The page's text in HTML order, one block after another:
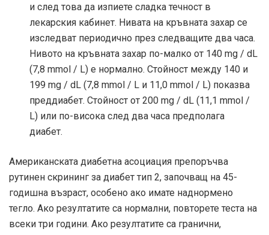
и след това да изпиете сладка течност в
лекарския кабинет. Нивата на кръвната захар се
изследват периодично през следващите два часа.
Нивото на кръвната захар по-малко от 140 mg / dL
(7,8 mmol / L) е нормално. Стойност между 140 и
199 mg / dL (7,8 mmol / L и 11,0 mmol / L) показва
преддиабет. Стойност от 200 mg / dL (11,1 mmol /
L) или по-висока след два часа предполага
диабет.
Американската диабетна асоциация препоръчва
рутинен скрининг за диабет тип 2, започващ на 45-
годишна възраст, особено ако имате наднормено
тегло. Ако резултатите са нормални, повторете теста на
всеки три години. Ако резултатите са гранични,